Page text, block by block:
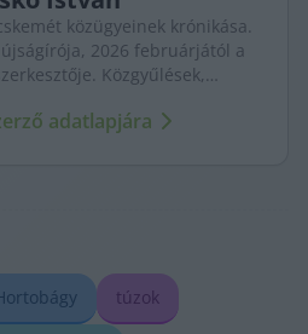
közügyeinek krónikása.
2026 februárjától a
Közgyűlések,
történetei egyszerre jelennek
adatlapjára
túzok